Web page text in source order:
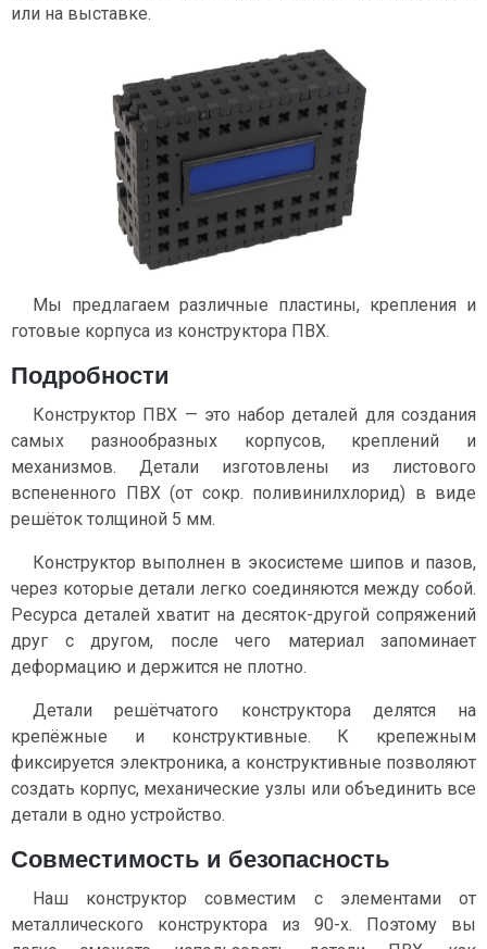
или на выставке.
Мы предлагаем различные пластины, крепления и
готовые корпуса из конструктора ПВХ.
Подробности
Конструктор ПВХ — это набор деталей для создания
самых разнообразных корпусов, креплений и
механизмов. Детали изготовлены из листового
вспененного ПВХ (от сокр. поливинилхлорид) в виде
решёток толщиной 5 мм.
Конструктор выполнен в экосистеме шипов и пазов,
через которые детали легко соединяются между собой.
Ресурса деталей хватит на десяток-другой сопряжений
друг с другом, после чего материал запоминает
деформацию и держится не плотно.
Детали решётчатого конструктора делятся на
крепёжные и конструктивные. К крепежным
фиксируется электроника, а конструктивные позволяют
создать корпус, механические узлы или объединить все
детали в одно устройство.
Совместимость и безопасность
Наш конструктор совместим с элементами от
металлического конструктора из 90-х. Поэтому вы